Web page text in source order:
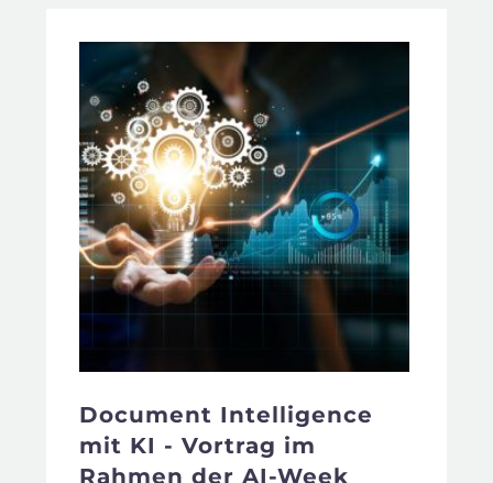
Document Intelligence
mit KI - Vortrag im
Rahmen der AI-Week